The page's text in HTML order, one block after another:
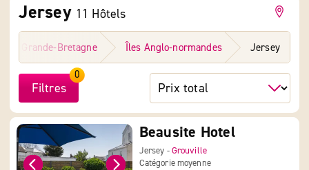
Jersey 11 Hôtels
Grande-Bretagne Îles Anglo-normandes Jersey
Filtres
0
Beausite Hotel
Jersey -Grouville
Catégorie moyenne